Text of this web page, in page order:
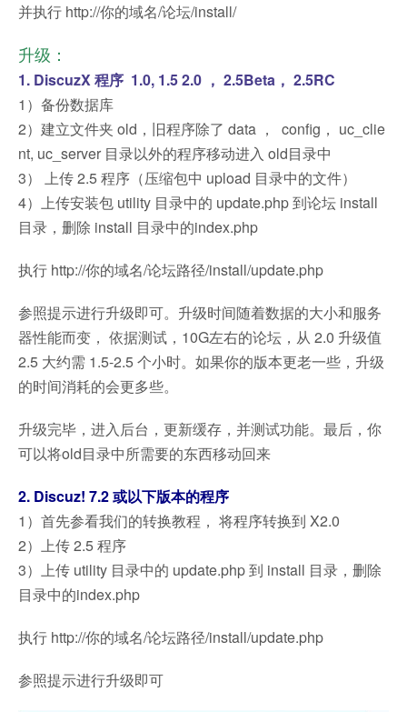
并执行 http://你的域名/论坛/install/
升级：
1. DiscuzX 程序 1.0, 1.5 2.0 ， 2.5Beta， 2.5RC
1）备份数据库
2）建立文件夹 old，旧程序除了 data ， config， uc_clie
nt, uc_server 目录以外的程序移动进入 old目录中
3） 上传 2.5 程序（压缩包中 upload 目录中的文件）
4）上传安装包 utility 目录中的 update.php 到论坛 install
目录，删除 install 目录中的index.php
执行 http://你的域名/论坛路径/install/update.php
参照提示进行升级即可。升级时间随着数据的大小和服务
器性能而变， 依据测试，10G左右的论坛，从 2.0 升级值
2.5 大约需 1.5-2.5 个小时。如果你的版本更老一些，升级
的时间消耗的会更多些。
升级完毕，进入后台，更新缓存，并测试功能。最后，你
可以将old目录中所需要的东西移动回来
2. Discuz! 7.2 或以下版本的程序
1）首先参看我们的转换教程， 将程序转换到 X2.0
2）上传 2.5 程序
3）上传 utility 目录中的 update.php 到 install 目录，删除
目录中的index.php
执行 http://你的域名/论坛路径/install/update.php
参照提示进行升级即可